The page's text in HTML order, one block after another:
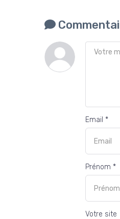
Email *
Prénom *
Votre site